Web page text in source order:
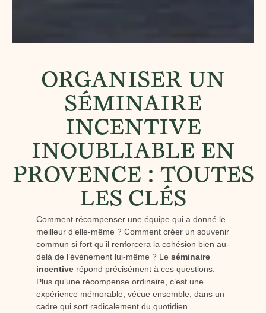
ORGANISER UN
SÉMINAIRE
INCENTIVE
INOUBLIABLE EN
PROVENCE : TOUTES
LES CLÉS
Comment récompenser une équipe qui a donné le
meilleur d’elle-même ? Comment créer un souvenir
commun si fort qu’il renforcera la cohésion bien au-
delà de l’événement lui-même ? Le séminaire
incentiverépond précisément à ces questions.
Plus qu’une récompense ordinaire, c’est une
expérience mémorable, vécue ensemble, dans un
cadre qui sort radicalement du quotidien